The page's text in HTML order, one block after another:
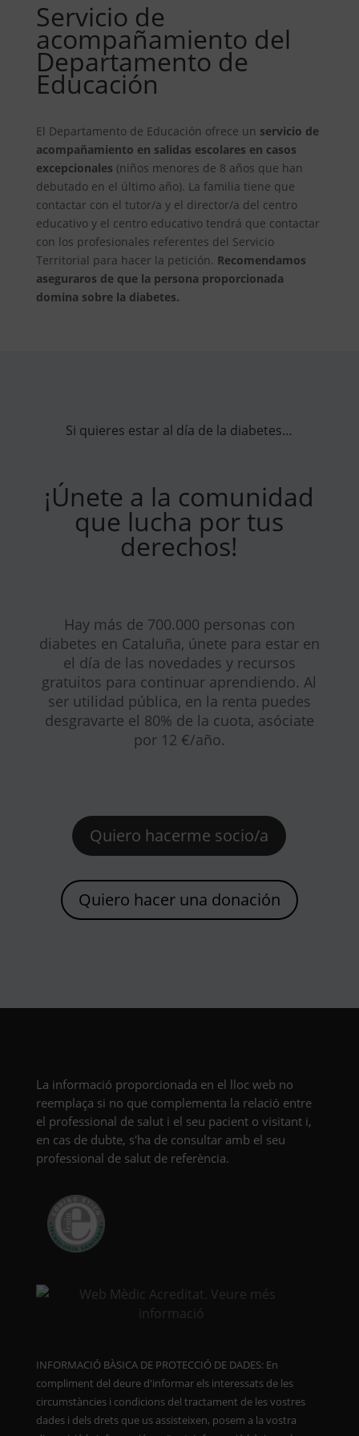
Servicio de
acompañamiento del
Departamento de
Educación
El Departamento de Educación ofrece un servicio de
acompañamiento en salidas escolares en casos
excepcionales (niños menores de 8 años que han
debutado en el último año). La familia tiene que
contactar con el tutor/a y el director/a del centro
educativo y el centro educativo tendrá que contactar
con los profesionales referentes del Servicio
Territorial para hacer la petición. Recomendamos
aseguraros de que la persona proporcionada
domina sobre la diabetes.
Si quieres estar al día de la diabetes…
¡Únete a la comunidad
que lucha por tus
derechos!
Hay más de 700.000 personas con
diabetes en Cataluña, únete para estar en
el día de las novedades y recursos
gratuitos para continuar aprendiendo. Al
ser utilidad pública, en la renta puedes
desgravarte el 80% de la cuota, asóciate
por 12 €/año.
Quiero hacerme socio/a
Quiero hacer una donación
La informació proporcionada en el lloc web no
reemplaça si no que complementa la relació entre
el professional de salut i el seu pacient o visitant i,
en cas de dubte, s'ha de consultar amb el seu
professional de salut de referència.
INFORMACIÓ BÀSICA DE PROTECCIÓ DE DADES: En
compliment del deure d'informar els interessats de les
circumstàncies i condicions del tractament de les vostres
dades i dels drets que us assisteixen, posem a la vostra